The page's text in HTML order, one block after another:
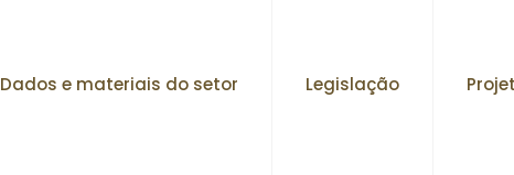
Dados e materiais do setor Legislação